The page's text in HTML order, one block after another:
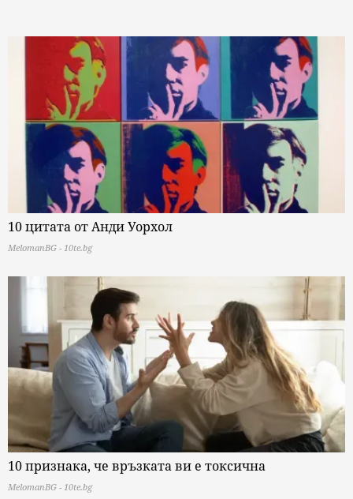
10 цитата от Анди Уорхол
MelomanBG - 10te.bg
10 признака, че връзката ви е токсична
MelomanBG - 10te.bg